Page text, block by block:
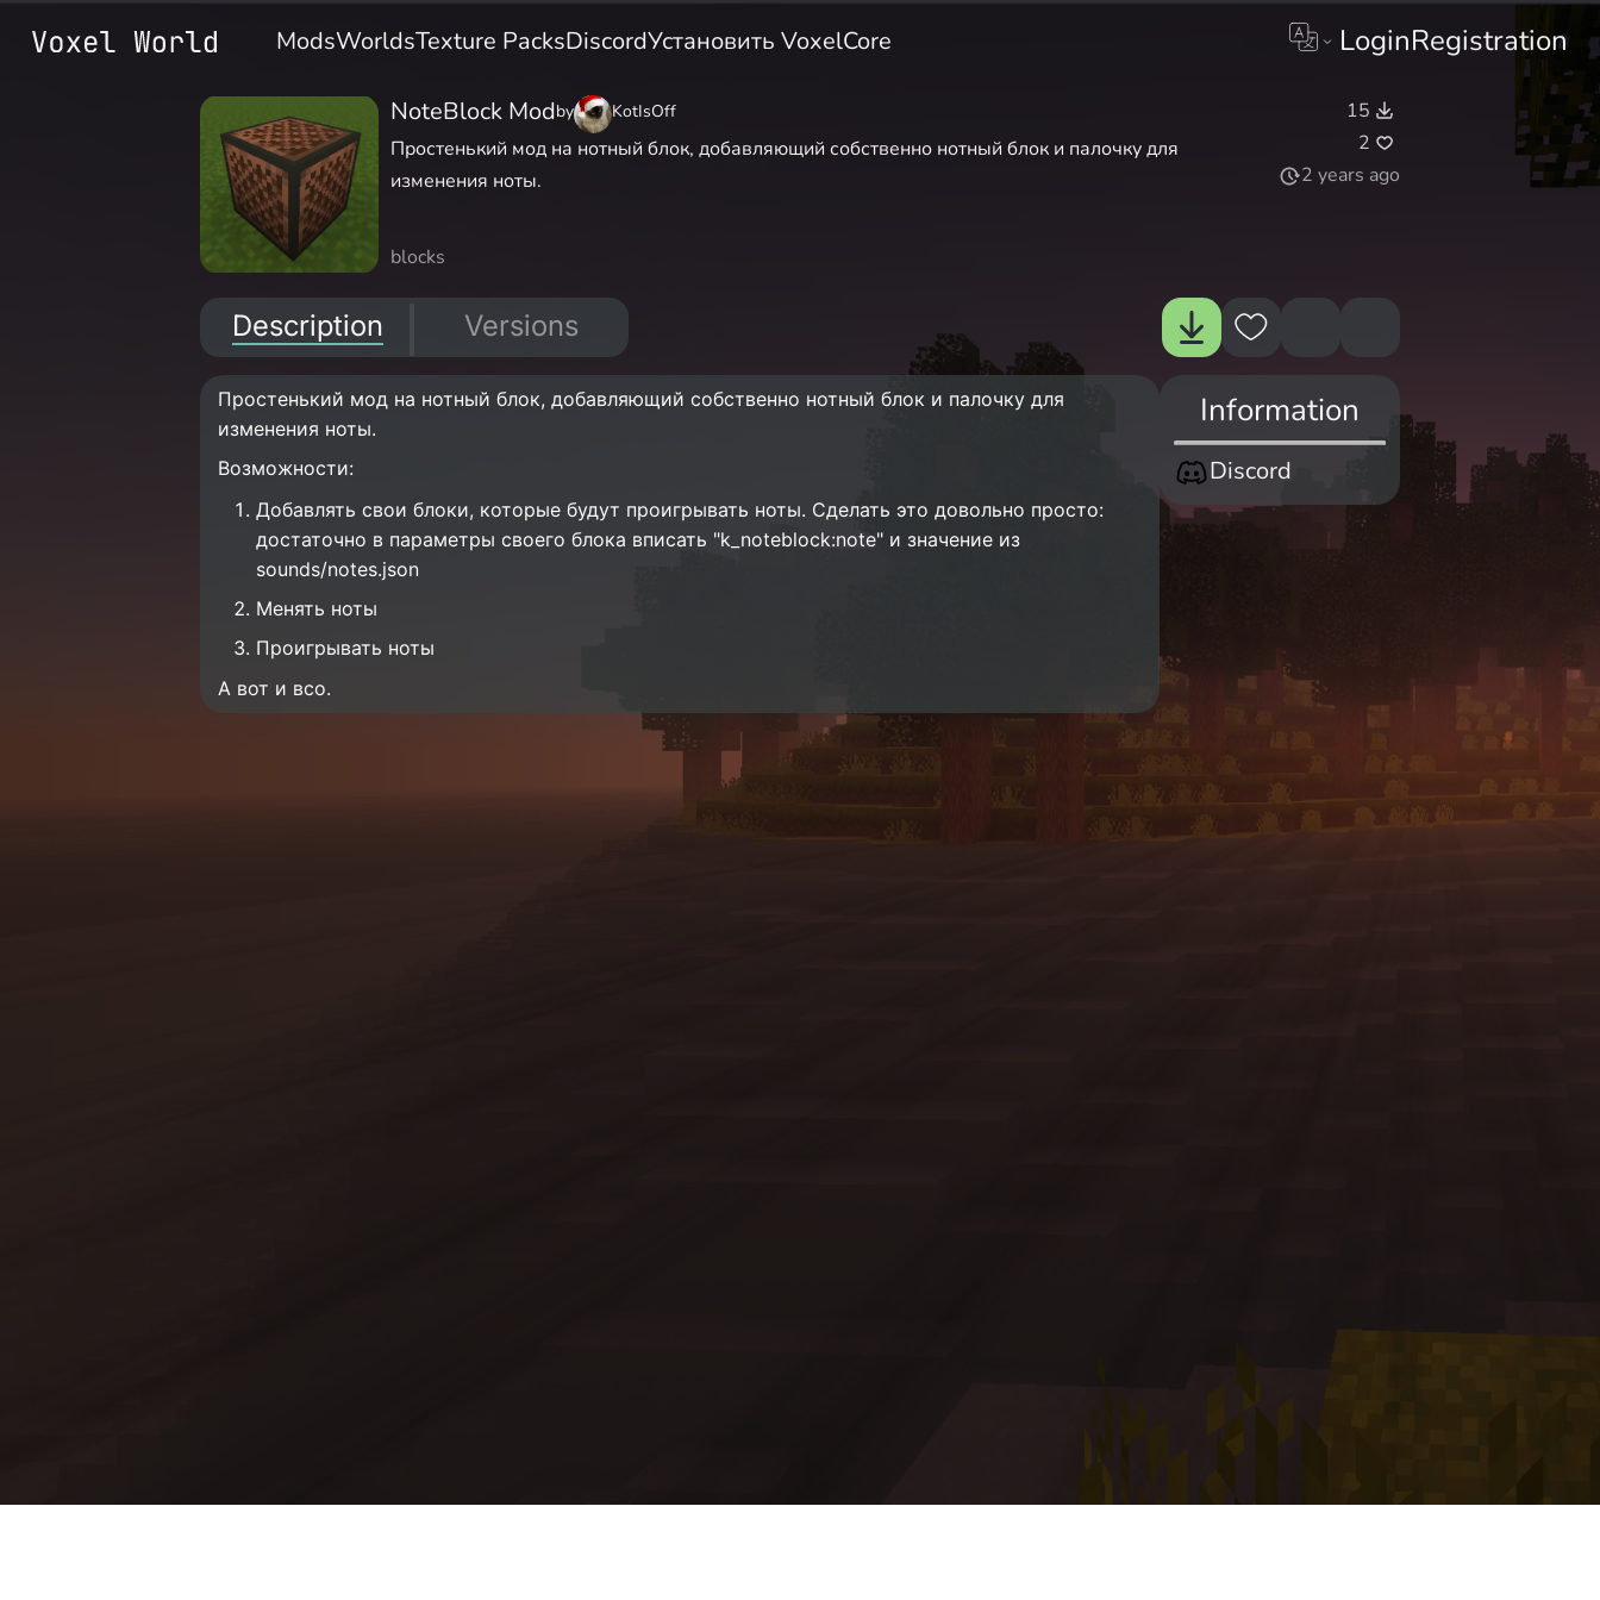
ModsWorldsTexture PacksDiscordУстановить VoxelCore LoginRegistration
NoteBlock Modby KotIsOff
Простенький мод на нотный блок, добавляющий собственно нотный блок и палочку для
изменения ноты.
blocks
15
2
2 years ago
Description Versions
Простенький мод на нотный блок, добавляющий собственно нотный блок и палочку для
изменения ноты.
Возможности:
Добавлять свои блоки, которые будут проигрывать ноты. Сделать это довольно просто:
достаточно в параметры своего блока вписать "k_noteblock:note" и значение из
sounds/notes.json
Менять ноты
Проигрывать ноты
А вот и всо.
Information
Discord